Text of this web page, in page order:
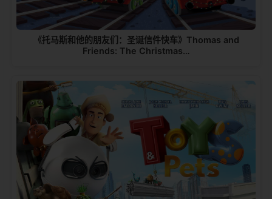
《托马斯和他的朋友们：圣诞信件快车》Thomas and
Friends: The Christmas…